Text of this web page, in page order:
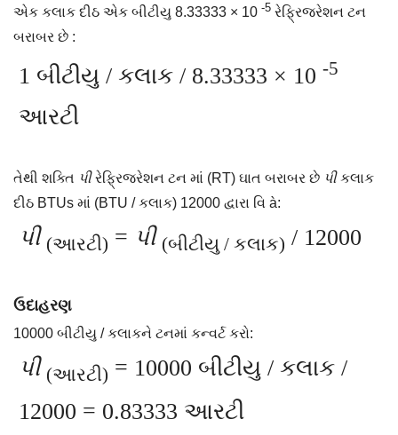
એક કલાક દીઠ એક બીટીયુ 8.33333 × 10 -5 રેફ્રિજરેશન ટન
બરાબર છે :
1 બીટીયુ / કલાક / 8.33333 × 10 -5
આરટી
તેથી શક્તિ પીરેફ્રિજરેશન ટન માં (RT) ઘાત બરાબર છે પીકલાક
દીઠ BTUs માં (BTU / કલાક) 12000 દ્વારા વિ à:
પી (આરટી) = પી (બીટીયુ / કલાક) / 12000
ઉદાહરણ
10000 બીટીયુ / કલાકને ટનમાં કન્વર્ટ કરો:
પી (આરટી) = 10000 બીટીયુ / કલાક /
12000 = 0.83333 આરટી